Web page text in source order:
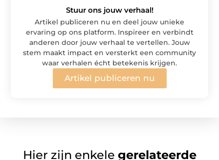
Stuur ons jouw verhaal!
Artikel publiceren nu en deel jouw unieke
ervaring op ons platform. Inspireer en verbindt
anderen door jouw verhaal te vertellen. Jouw
stem maakt impact en versterkt een community
waar verhalen écht betekenis krijgen.
Artikel publiceren nu
Hier zijn enkele gerelateerde